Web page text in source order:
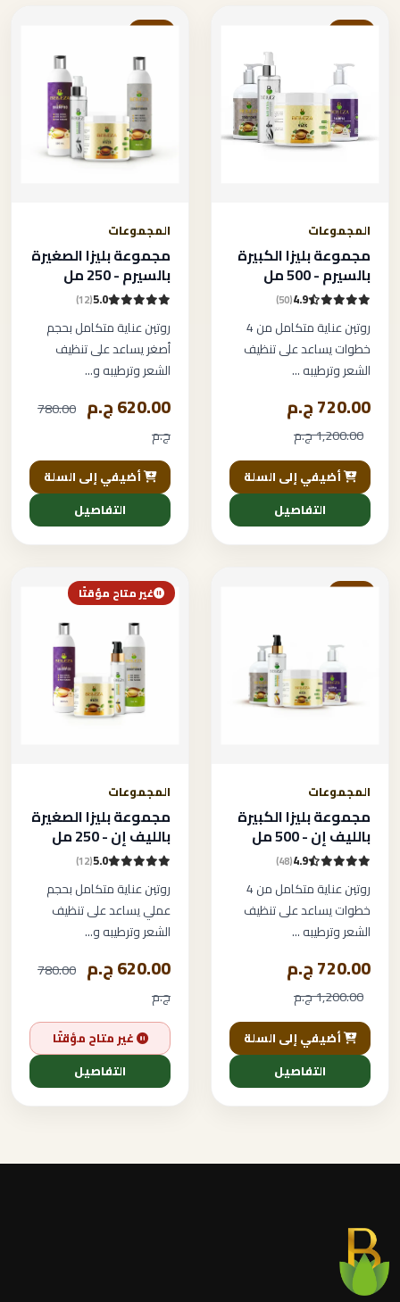
خصم
المجموعات
مجموعة بليزا الكبيرة
بالسيرم - 500 مل
4.9
(50)
روتين عناية متكامل من 4
خطوات يساعد على تنظيف
الشعر وترطيبه ...
720.00 ج.م
1,200.00 ج.م
أضيفي إلى السلة
التفاصيل
خصم
المجموعات
مجموعة بليزا الصغيرة
بالسيرم - 250 مل
5.0
(12)
روتين عناية متكامل بحجم
أصغر يساعد على تنظيف
الشعر وترطيبه و...
620.00 ج.م
780.00
ج.م
أضيفي إلى السلة
التفاصيل
خصم
المجموعات
مجموعة بليزا الكبيرة
بالليف إن - 500 مل
4.9
(48)
روتين عناية متكامل من 4
خطوات يساعد على تنظيف
الشعر وترطيبه ...
720.00 ج.م
1,200.00 ج.م
أضيفي إلى السلة
التفاصيل
غير متاح مؤقتًا
المجموعات
مجموعة بليزا الصغيرة
بالليف إن - 250 مل
5.0
(12)
روتين عناية متكامل بحجم
عملي يساعد على تنظيف
الشعر وترطيبه و...
620.00 ج.م
780.00
ج.م
غير متاح مؤقتًا
التفاصيل